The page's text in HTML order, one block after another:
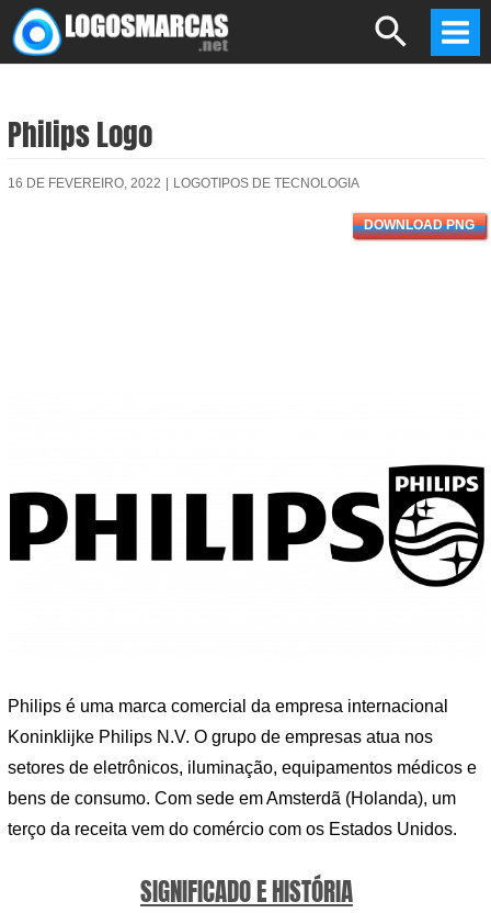
Skip
to
Search
Philips Logo
16 DE FEVEREIRO, 2022 LOGOTIPOS DE TECNOLOGIA
DOWNLOAD PNG
Philips é uma marca comercial da empresa internacional
Koninklijke Philips N.V. O grupo de empresas atua nos
setores de eletrônicos, iluminação, equipamentos médicos e
bens de consumo. Com sede em Amsterdã (Holanda), um
terço da receita vem do comércio com os Estados Unidos.
SIGNIFICADO E HISTÓRIA